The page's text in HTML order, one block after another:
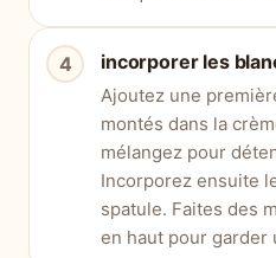
incorporer les
Ajoutez une
montés dans la
mélangez pour
Incorporez ensuite
spatule. Faites des
en haut pour garder